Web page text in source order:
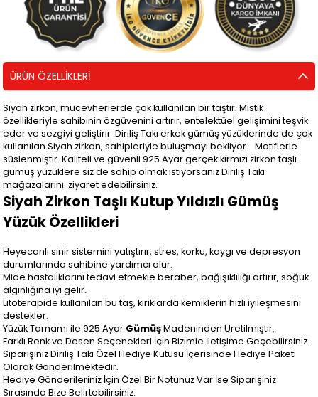
ÜRÜN ÖZELLIKLERI
Siyah zirkon, mücevherlerde çok kullanılan bir taştır. Mistik
özellikleriyle sahibinin özgüvenini artırır, entelektüel gelişimini teşvik
eder ve sezgiyi geliştirir .Diriliş Takı erkek gümüş yüzüklerinde de çok
kullanılan Siyah zirkon, sahipleriyle buluşmayı bekliyor. Motiflerle
süslenmiştir. Kaliteli ve güvenli 925 Ayar gerçek kırmızı zirkon taşlı
gümüş yüzüklere siz de sahip olmak istiyorsanız Diriliş Takı
mağazalarını ziyaret edebilirsiniz.
Siyah Zirkon Taşlı Kutup Yıldızlı Gümüş
Yüzük Özellikleri
Heyecanlı sinir sistemini yatıştırır, stres, korku, kaygı ve depresyon
durumlarında sahibine yardımcı olur.
Mide hastalıklarını tedavi etmekle beraber, bağışıklılığı artırır, soğuk
algınlığına iyi gelir.
Litoterapide kullanılan bu taş, kırıklarda kemiklerin hızlı iyileşmesini
destekler.
Yüzük Tamamı ile 925 Ayar Gümüş Madeninden Üretilmiştir.
Farklı Renk ve Desen Seçenekleri İçin Bizimle İletişime Geçebilirsiniz.
Siparişiniz Diriliş Takı Özel Hediye Kutusu İçerisinde Hediye Paketi
Olarak Gönderilmektedir.
Hediye Gönderileriniz İçin Özel Bir Notunuz Var İse Siparişiniz
Sırasında Bize Belirtebilirsiniz.